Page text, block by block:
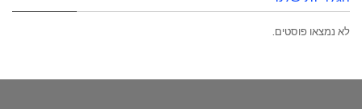
לא נמצאו פוסטים.